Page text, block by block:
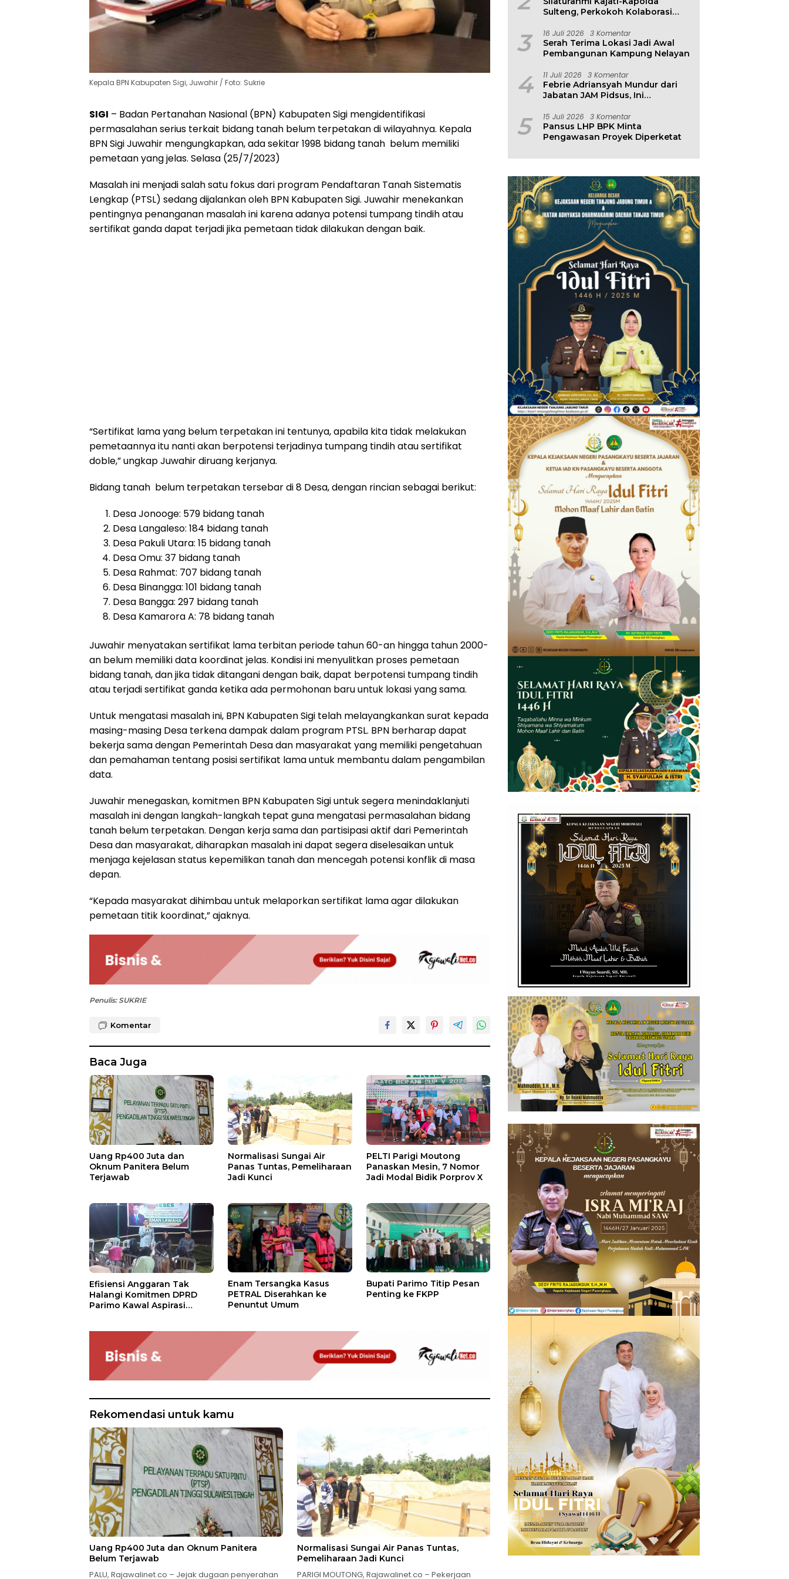
Kepala BPN Kabupaten Sigi, Juwahir / Foto: Sukrie
SIGI – Badan Pertanahan Nasional (BPN) Kabupaten Sigi mengidentifikasi
permasalahan serius terkait bidang tanah belum terpetakan di wilayahnya. Kepala
BPN Sigi Juwahir mengungkapkan, ada sekitar 1998 bidang tanah belum memiliki
pemetaan yang jelas. Selasa (25/7/2023)
Masalah ini menjadi salah satu fokus dari program Pendaftaran Tanah Sistematis
Lengkap (PTSL) sedang dijalankan oleh BPN Kabupaten Sigi. Juwahir menekankan
pentingnya penanganan masalah ini karena adanya potensi tumpang tindih atau
sertifikat ganda dapat terjadi jika pemetaan tidak dilakukan dengan baik.
“Sertifikat lama yang belum terpetakan ini tentunya, apabila kita tidak melakukan
pemetaannya itu nanti akan berpotensi terjadinya tumpang tindih atau sertifikat
doble,” ungkap Juwahir diruang kerjanya.
Bidang tanah belum terpetakan tersebar di 8 Desa, dengan rincian sebagai berikut:
Desa Jonooge: 579 bidang tanah
Desa Langaleso: 184 bidang tanah
Desa Pakuli Utara: 15 bidang tanah
Desa Omu: 37 bidang tanah
Desa Rahmat: 707 bidang tanah
Desa Binangga: 101 bidang tanah
Desa Bangga: 297 bidang tanah
Desa Kamarora A: 78 bidang tanah
Juwahir menyatakan sertifikat lama terbitan periode tahun 60-an hingga tahun 2000-
an belum memiliki data koordinat jelas. Kondisi ini menyulitkan proses pemetaan
bidang tanah, dan jika tidak ditangani dengan baik, dapat berpotensi tumpang tindih
atau terjadi sertifikat ganda ketika ada permohonan baru untuk lokasi yang sama.
Untuk mengatasi masalah ini, BPN Kabupaten Sigi telah melayangkankan surat kepada
masing-masing Desa terkena dampak dalam program PTSL. BPN berharap dapat
bekerja sama dengan Pemerintah Desa dan masyarakat yang memiliki pengetahuan
dan pemahaman tentang posisi sertifikat lama untuk membantu dalam pengambilan
data.
Juwahir menegaskan, komitmen BPN Kabupaten Sigi untuk segera menindaklanjuti
masalah ini dengan langkah-langkah tepat guna mengatasi permasalahan bidang
tanah belum terpetakan. Dengan kerja sama dan partisipasi aktif dari Pemerintah
Desa dan masyarakat, diharapkan masalah ini dapat segera diselesaikan untuk
menjaga kejelasan status kepemilikan tanah dan mencegah potensi konflik di masa
depan.
“Kepada masyarakat dihimbau untuk melaporkan sertifikat lama agar dilakukan
pemetaan titik koordinat,” ajaknya.
Penulis: SUKRIE
Komentar
Baca Juga
Uang Rp400 Juta dan
Oknum Panitera Belum
Terjawab
Normalisasi Sungai Air
Panas Tuntas, Pemeliharaan
Jadi Kunci
PELTI Parigi Moutong
Panaskan Mesin, 7 Nomor
Jadi Modal Bidik Porprov X
Efisiensi Anggaran Tak
Halangi Komitmen DPRD
Parimo Kawal Aspirasi
Enam Tersangka Kasus
PETRAL Diserahkan ke
Penuntut Umum
Bupati Parimo Titip Pesan
Penting ke FKPP
Rekomendasi untuk kamu
Uang Rp400 Juta dan Oknum Panitera
Belum Terjawab
PALU, Rajawalinet.co – Jejak dugaan penyerahan
Normalisasi Sungai Air Panas Tuntas,
Pemeliharaan Jadi Kunci
PARIGI MOUTONG, Rajawalinet.co – Pekerjaan
Sulteng, Perkokoh Kolaborasi
3 16 Juli 2026 3 Komentar
Serah Terima Lokasi Jadi Awal
Pembangunan Kampung Nelayan
4 11 Juli 2026 3 Komentar
Febrie Adriansyah Mundur dari
Jabatan JAM Pidsus, Ini
5 15 Juli 2026 3 Komentar
Pansus LHP BPK Minta
Pengawasan Proyek Diperketat